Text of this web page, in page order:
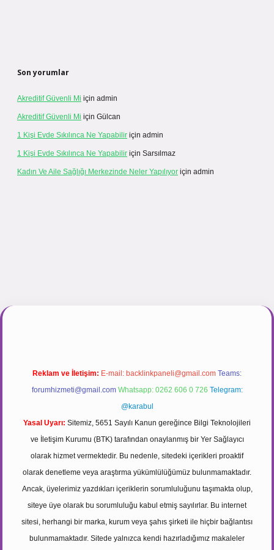
Son yorumlar
Akreditif Güvenli Mi için admin
Akreditif Güvenli Mi için Gülcan
1 Kişi Evde Sıkılınca Ne Yapabilir için admin
1 Kişi Evde Sıkılınca Ne Yapabilir için Sarsılmaz
Kadın Ve Aile Sağlığı Merkezinde Neler Yapılıyor için admin
Reklam ve İletişim: E-mail: backlinkpaneli@gmail.com Teams:
forumhizmeti@gmail.com Whatsapp: 0262 606 0 726 Telegram:
@karabul
Yasal Uyarı: Sitemiz, 5651 Sayılı Kanun gereğince Bilgi Teknolojileri
ve İletişim Kurumu (BTK) tarafından onaylanmış bir Yer Sağlayıcı
olarak hizmet vermektedir. Bu nedenle, sitedeki içerikleri proaktif
olarak denetleme veya araştırma yükümlülüğümüz bulunmamaktadır.
Ancak, üyelerimiz yazdıkları içeriklerin sorumluluğunu taşımakta olup,
siteye üye olarak bu sorumluluğu kabul etmiş sayılırlar. Bu internet
sitesi, herhangi bir marka, kurum veya şahıs şirketi ile hiçbir bağlantısı
bulunmamaktadır. Sitede yalnızca kendi hazırladığımız makaleler